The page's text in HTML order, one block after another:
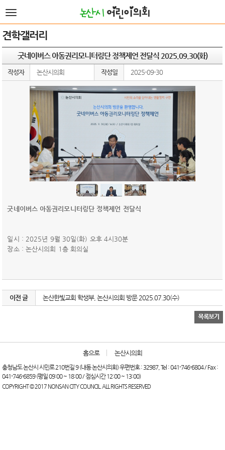
전
뉴
견학갤러리
굿네이버스 아동권리모니터링단 정책제언 전달식 2025.09.30(화)
작성자 논산시의회 작성일 2025-09-30
굿네이버스 아동권리모니터링단 정책제언 전달식
일시 : 2025년 9월 30일(화) 오후 4시30분
장소 : 논산시의회 1층 회의실
이전 글 논산한빛교회 학생부, 논산시의회 방문 2025.07.30(수)
홈으로 논산시의회
충청남도 논산시 시민로 210번길 9 (내동 논산시의회) 우편번호 : 32987, Tel : 041-746-6804 / Fax :
041-746-6859 (평일 09:00 ~ 18:00 / 점심시간 12:00 ~ 13:00)
COPYRIGHT © 2017 NONSAN CITY COUNCIL. ALL RIGHTS RESERVED